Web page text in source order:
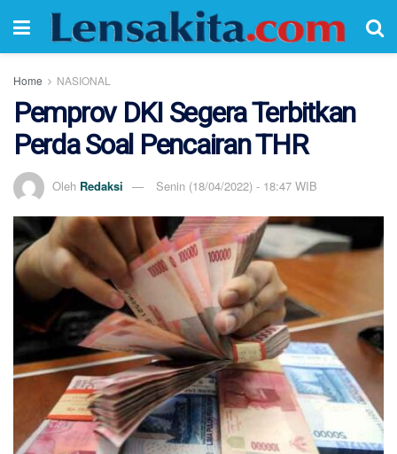
Home NASIONAL
Pemprov DKI Segera Terbitkan
Perda Soal Pencairan THR
Oleh Redaksi Senin (18/04/2022) - 18:47 WIB